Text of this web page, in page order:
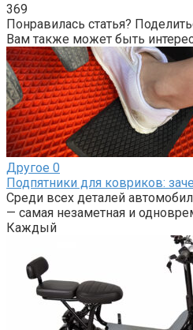
369
Понравилась статья?
Вам также может быть
Другое 0
Подпятники для ковриков:
Среди всех деталей
— самая незаметная и
Каждый